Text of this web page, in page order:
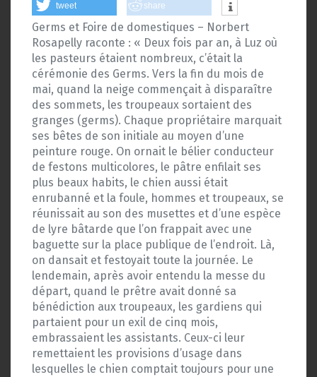
tweet share
Germs et Foire de domestiques – Norbert
Rosapelly raconte : « Deux fois par an, à Luz où
les pasteurs étaient nombreux, c’était la
cérémonie des Germs. Vers la fin du mois de
mai, quand la neige commençait à disparaître
des sommets, les troupeaux sortaient des
granges (germs). Chaque propriétaire marquait
ses bêtes de son initiale au moyen d’une
peinture rouge. On ornait le bélier conducteur
de festons multicolores, le pâtre enfilait ses
plus beaux habits, le chien aussi était
enrubanné et la foule, hommes et troupeaux, se
réunissait au son des musettes et d’une espèce
de lyre bâtarde que l’on frappait avec une
baguette sur la place publique de l’endroit. Là,
on dansait et festoyait toute la journée. Le
lendemain, après avoir entendu la messe du
départ, quand le prêtre avait donné sa
bénédiction aux troupeaux, les gardiens qui
partaient pour un exil de cinq mois,
embrassaient les assistants. Ceux-ci leur
remettaient les provisions d’usage dans
lesquelles le chien comptait toujours pour une